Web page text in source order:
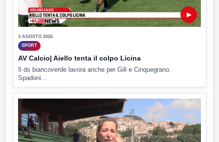
▶
3 AGOSTO 2026
SPORT
AV Calcio| Aiello tenta il colpo Licina
Il ds biancoverde lavora anche per Gill e Cinquegrano.
Spadoni...